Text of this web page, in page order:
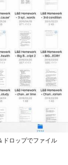
ドロップでファイル